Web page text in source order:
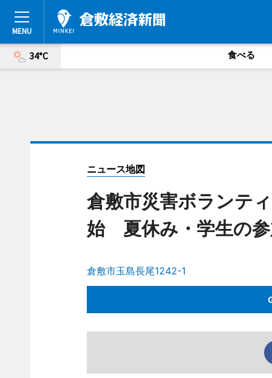
34°C 食べる
ニュース地図
倉敷市災害ボランテ
始 夏休み・学生の
倉敷市玉島長尾1242-1